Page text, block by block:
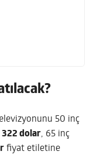
50 inç
322 dolar, 65 inç
fiyat etiletine